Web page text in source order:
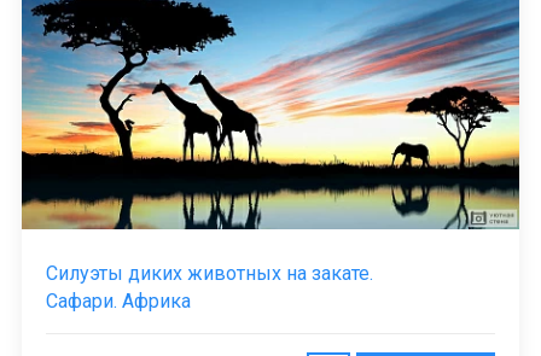
Силуэты диких животных на закате.
Сафари. Африка